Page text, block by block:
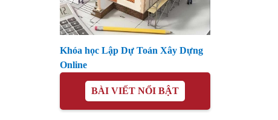
Khóa học Lập Dự Toán Xây Dựng
Online
BÀI VIẾT NỔI BẬT